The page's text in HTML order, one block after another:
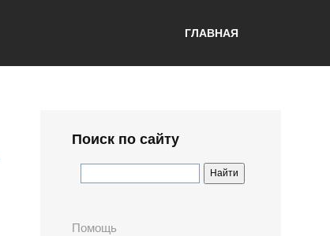
ГЛАВНАЯ
Поиск по сайту
Помощь